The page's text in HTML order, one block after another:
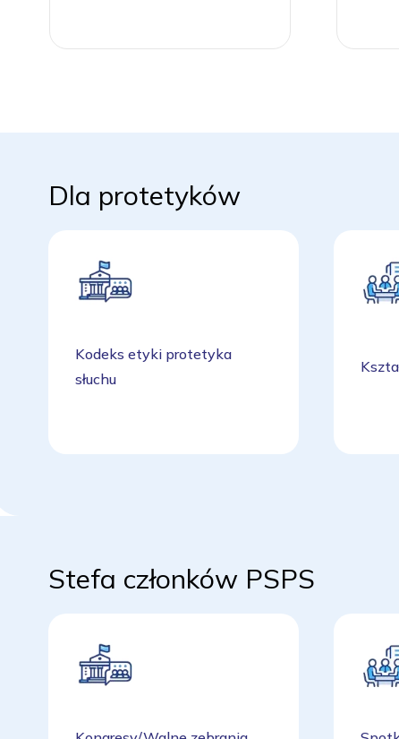
Dla protetyków
Kodeks etyki protetyka
słuchu
Stefa członków PSPS